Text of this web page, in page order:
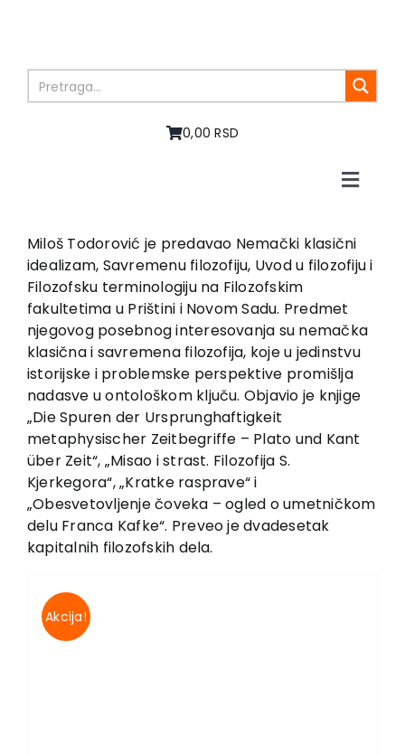
0,00 RSD
Toggle
About us
Books
In preparation
Sale
Authors
News
EU PROJECTS
Contact
Miloš Todorović je predavao Nemački klasični
idealizam, Savremenu filozofiju, Uvod u filozofiju i
Filozofsku terminologiju na Filozofskim
fakultetima u Prištini i Novom Sadu. Predmet
njegovog posebnog interesovanja su nemačka
klasična i savremena filozofija, koje u jedinstvu
istorijske i problemske perspektive promišlja
nadasve u ontološkom ključu. Objavio je knjige
„Die Spuren der Ursprunghaftigkeit
metaphysischer Zeitbegriffe – Plato und Kant
über Zeit“, „Misao i strast. Filozofija S.
Kjerkegora“, „Kratke rasprave“ i
„Obesvetovljenje čoveka – ogled o umetničkom
delu Franca Kafke“. Preveo je dvadesetak
kapitalnih filozofskih dela.
Akcija!